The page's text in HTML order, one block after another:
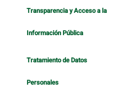
Transparencia y Acceso a la
Información Pública
Tratamiento de Datos
Personales